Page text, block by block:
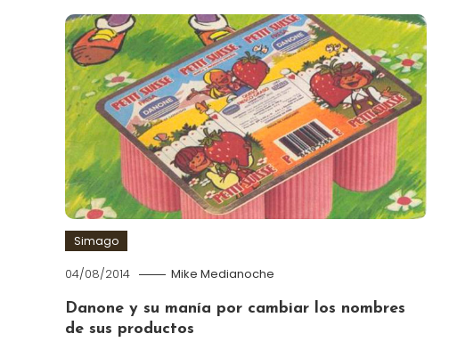
Simago
04/08/2014 Mike Medianoche
Danone y su manía por cambiar los nombres
de sus productos